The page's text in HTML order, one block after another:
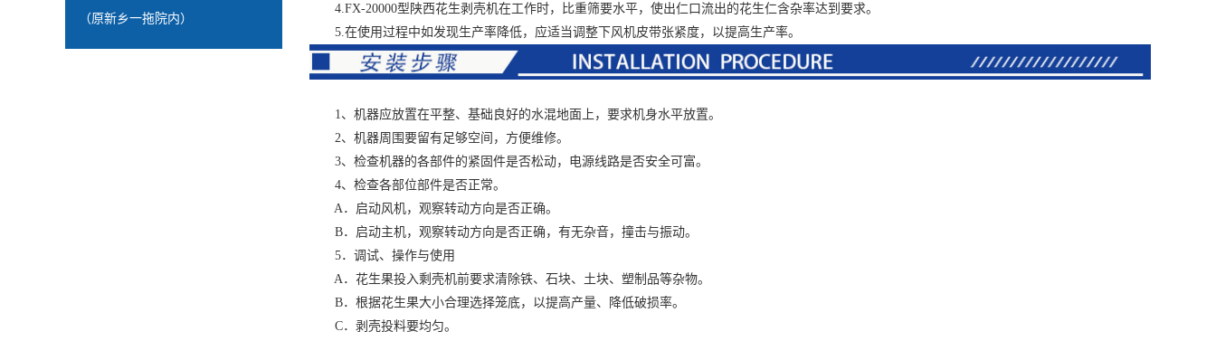
（原新乡一拖院内）
4.FX-20000型 陕西花生剥壳机在工作时，比重筛要水平，使出仁口流出的花生仁含杂率达到要求。
5.在使用过程中如发现生产率降低，应适当调整下风机皮带张紧度，以提高生产率。
1、机器应放置在平整、基础良好的水混地面上，要求机身水平放置。
2、机器周围要留有足够空间，方便维修。
3、检查机器的各部件的紧固件是否松动，电源线路是否安全可富。
4、检查各部位部件是否正常。
A．启动风机，观察转动方向是否正确。
B．启动主机，观察转动方向是否正确，有无杂音，撞击与振动。
5．调试、操作与使用
A．花生果投入剩壳机前要求清除铁、石块、土块、塑制品等杂物。
B．根据花生果大小合理选择笼底，以提高产量、降低破损率。
C．剥壳投料要均匀。